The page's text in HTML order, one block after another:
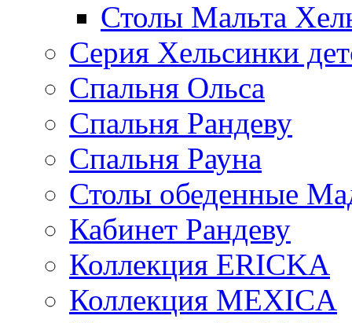
Столы Мальта
Серия Хельсинки
Спальня Ольса
Спальня Рандеву
Спальня Рауна
Столы обеденные
Кабинет Рандеву
Коллекция ERICKA
Коллекция MEXICA